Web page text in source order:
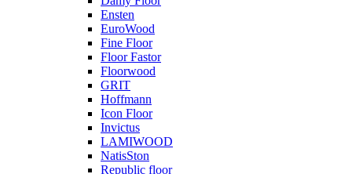
Ensten
EuroWood
Fine Floor
Floor Fastor
Floorwood
GRIT
Hoffmann
Icon Floor
Invictus
LAMIWOOD
NatisSton
Republic floor